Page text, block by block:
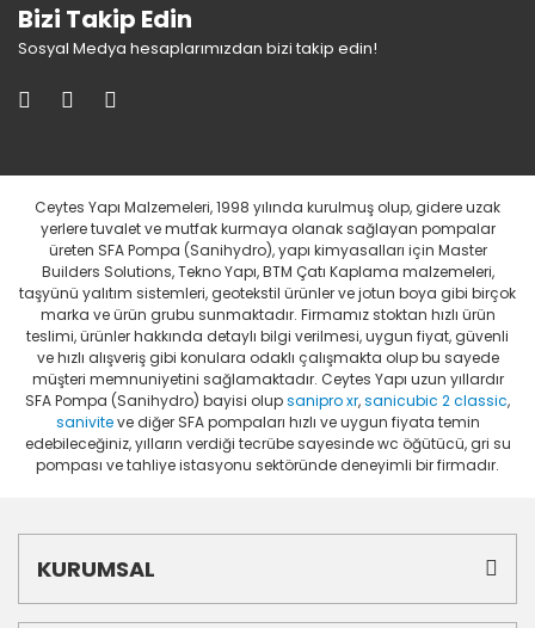
Bizi Takip Edin
Sosyal Medya hesaplarımızdan bizi takip edin!
Ceytes Yapı Malzemeleri, 1998 yılında kurulmuş olup, gidere uzak
yerlere tuvalet ve mutfak kurmaya olanak sağlayan pompalar
üreten SFA Pompa (Sanihydro), yapı kimyasalları için Master
Builders Solutions, Tekno Yapı, BTM Çatı Kaplama malzemeleri,
taşyünü yalıtım sistemleri, geotekstil ürünler ve jotun boya gibi birçok
marka ve ürün grubu sunmaktadır. Firmamız stoktan hızlı ürün
teslimi, ürünler hakkında detaylı bilgi verilmesi, uygun fiyat, güvenli
ve hızlı alışveriş gibi konulara odaklı çalışmakta olup bu sayede
müşteri memnuniyetini sağlamaktadır. Ceytes Yapı uzun yıllardır
SFA Pompa (Sanihydro) bayisi olupsanipro xr,sanicubic 2 classic,
saniviteve diğer SFA pompaları hızlı ve uygun fiyata temin
edebileceğiniz, yılların verdiği tecrübe sayesinde wc öğütücü, gri su
pompası ve tahliye istasyonu sektöründe deneyimli bir firmadır.
KURUMSAL